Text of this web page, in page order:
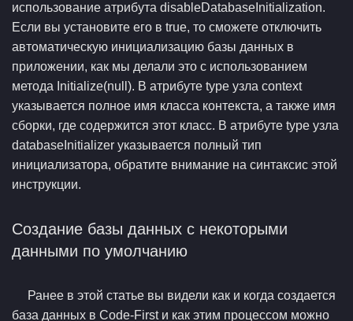
использование атрибута disableDatabaseInitialization.
Если вы установите его в true, то сможете отключить
автоматическую инициализацию базы данных в
приложении, как мы делали это с использованием
метода Initialize(null). В атрибуте type узла context
указывается полное имя класса контекста, а также имя
сборки, где содержится этот класс. В атрибуте type узла
databaseInitializer указывается полный тип
инициализатора, обратите внимание на синтаксис этой
инструкции.
Создание базы данных с некоторыми
данными по умолчанию
Ранее в этой статье вы видели как и когда создается
база данных в Code-First и как этим процессом можно